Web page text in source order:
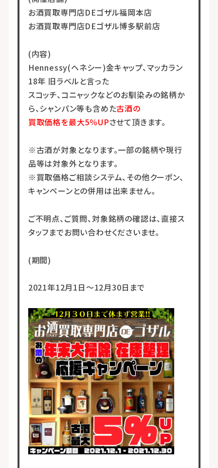
お酒買取専門店DEゴザル福岡本店
お酒買取専門店DEゴザル博多駅前店
(内容)
Hennessy(ヘネシー)金キャップ、マッカラン
18年 旧ラベルと言った
スコッチ、コニャックなどのお馴染みの銘柄か
ら、シャンパン等も含めた古酒の
買取価格を最大5％UPさせて頂きます。
※古酒が対象となります。一部の銘柄や現行
品等は対象外となります。
※買取価格ご相談システム、その他クーポン、
キャンペーンとの併用は出来ません。
ご不明点、ご質問、対象銘柄の確認は、直接ス
タッフまでお問い合わせくださいませ。
(期間)
2021年12月1日～12月30日まで